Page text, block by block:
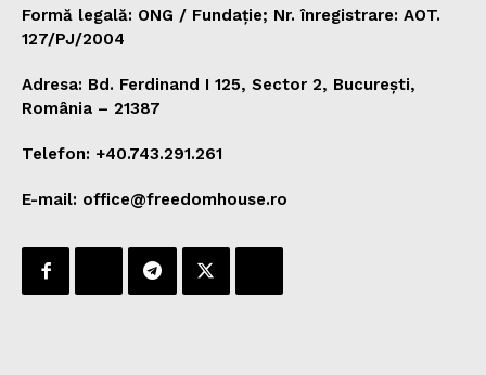
Formă legală: ONG / Fundație; Nr. înregistrare: AOT.
127/PJ/2004
Adresa: Bd. Ferdinand I 125, Sector 2, București,
România – 21387
Telefon: +40.743.291.261
E-mail: office@freedomhouse.ro